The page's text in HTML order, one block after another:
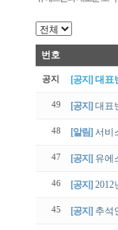
번호
공지 [공지] 대표
49 [공지] 대표
48 [알림] 서비
47 [공지] 유에
46 [공지] 2012
45 [공지] 추석